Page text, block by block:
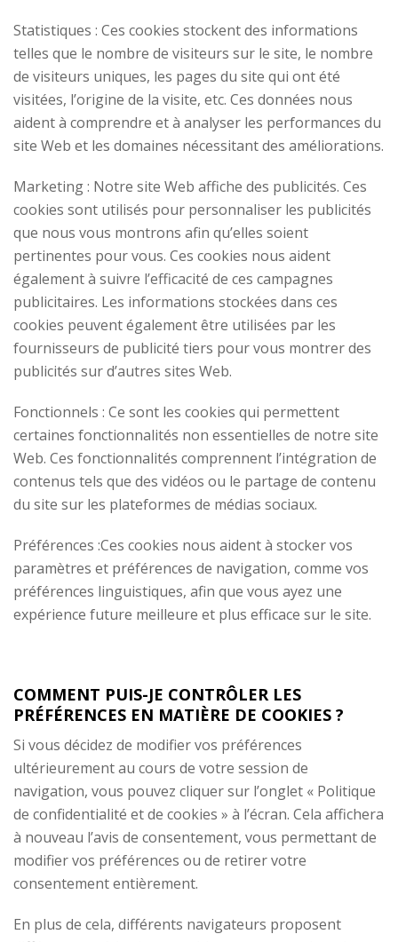
Statistiques : Ces cookies stockent des informations
telles que le nombre de visiteurs sur le site, le nombre
de visiteurs uniques, les pages du site qui ont été
visitées, l’origine de la visite, etc. Ces données nous
aident à comprendre et à analyser les performances du
site Web et les domaines nécessitant des améliorations.
Marketing : Notre site Web affiche des publicités. Ces
cookies sont utilisés pour personnaliser les publicités
que nous vous montrons afin qu’elles soient
pertinentes pour vous. Ces cookies nous aident
également à suivre l’efficacité de ces campagnes
publicitaires. Les informations stockées dans ces
cookies peuvent également être utilisées par les
fournisseurs de publicité tiers pour vous montrer des
publicités sur d’autres sites Web.
Fonctionnels : Ce sont les cookies qui permettent
certaines fonctionnalités non essentielles de notre site
Web. Ces fonctionnalités comprennent l’intégration de
contenus tels que des vidéos ou le partage de contenu
du site sur les plateformes de médias sociaux.
Préférences :Ces cookies nous aident à stocker vos
paramètres et préférences de navigation, comme vos
préférences linguistiques, afin que vous ayez une
expérience future meilleure et plus efficace sur le site.
COMMENT PUIS-JE CONTRÔLER LES
PRÉFÉRENCES EN MATIÈRE DE COOKIES ?
Si vous décidez de modifier vos préférences
ultérieurement au cours de votre session de
navigation, vous pouvez cliquer sur l’onglet « Politique
de confidentialité et de cookies » à l’écran. Cela affichera
à nouveau l’avis de consentement, vous permettant de
modifier vos préférences ou de retirer votre
consentement entièrement.
En plus de cela, différents navigateurs proposent